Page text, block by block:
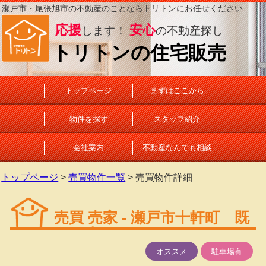
瀬戸市・尾張旭市の不動産のことならトリトンにお任せください
応援 します！安心の不動産探し
トリトンの住宅販売
トップページ まずはここから
物件を探す スタッフ紹介
会社案内 不動産なんでも相談
トップページ >売買物件一覧 > 売買物件詳細
売買 売家 - 瀬戸市十軒町 既
存戸建
オススメ 駐車場有